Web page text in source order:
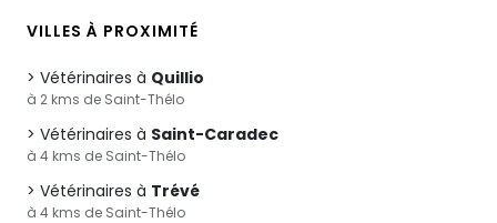
VILLES À PROXIMITÉ
Vétérinaires à Quillio
à 2 kms de Saint-Thélo
Vétérinaires à Saint-Caradec
à 4 kms de Saint-Thélo
Vétérinaires à Trévé
à 4 kms de Saint-Thélo